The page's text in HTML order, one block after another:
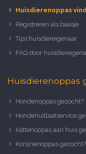
Huisdierenoppas
Registreren als baasje
Tips huisdiereigenaar
FAQ door
Huisdierenoppas
Hondenoppas gezocht?
Hondenuitlaatservice
Kattenoppas aan huis
Konijnenoppas gezocht?